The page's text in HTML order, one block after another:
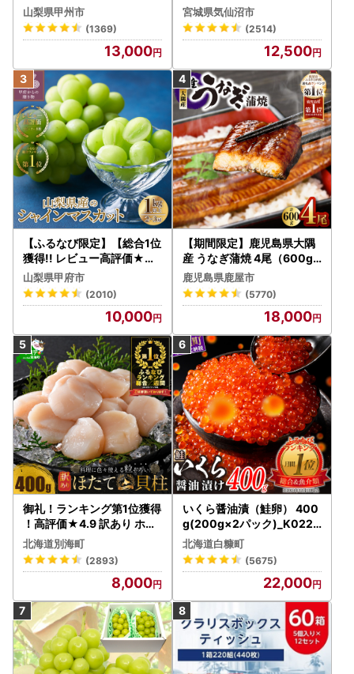
カット 約1.3kg 2～3房【2
026年発送】（MG）B12-
472 FN-Limited-VO シャ
インマスカット フルーツ
山梨県甲州市
(1369)
13,000
宮城県気仙沼市
(2514)
12,500
【ふるなび限定】【総合1位
獲得!! レビュー高評価★】
〈2026年度配送分〉山梨
県産 シャインマスカット 2
～3房（1.0kg以上）シャイ
ン フルーツ FN-Limited-S
P
山梨県甲府市
(2010)
10,000
【期間限定】鹿児島県大隅
産 うなぎ蒲焼 4尾（600g
） KN007-004-04-cp18
うなぎ 鰻 魚 惣菜 総菜
鹿児島県鹿屋市
(5770)
18,000
御礼！ランキング第1位獲得
！高評価★4.9 訳あり ホタ
テ 400g（ほたて 帆立 貝柱
冷凍 ）
北海道別海町
(2893)
8,000
いくら醤油漬（鮭卵） 400
g(200g×2パック)_K022-
1676
北海道白糠町
(5675)
22,000